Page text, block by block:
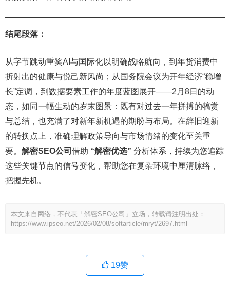
结尾段落：
从字节跳动重奖AI与国际化以明确战略航向，到年货消费中
折射出的健康与悦己新风尚；从国务院会议为开年经济“稳增
长”定调，到数据要素工作的年度蓝图展开——2月8日的动
态，如同一幅生动的岁末图景：既有对过去一年拼搏的犒赏
与总结，也充满了对新年新机遇的期盼与布局。在辞旧迎新
的转换点上，准确理解政策导向与市场情绪的变化至关重
要。 解密SEO公司 借助 “解密优选” 分析体系，持续为您追踪
这些关键节点的信号变化，帮助您在复杂环境中厘清脉络，
把握先机。
本文来自网络，不代表「解密SEO公司」立场，转载请注明出处：
https://www.ipseo.net/2026/02/08/softarticle/mryt/2697.html
19赞